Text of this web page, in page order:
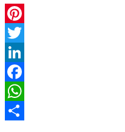
Pinterest
Twitter
LinkedIn
Facebook
WhatsApp